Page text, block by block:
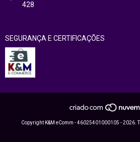
428
SEGURANÇA E CERTIFICAÇÕES
Copyright K&M eComm - 46025401000105 - 2026.